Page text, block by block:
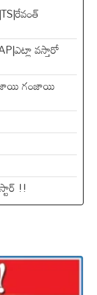
వస్తారో
గంజాయి
!!